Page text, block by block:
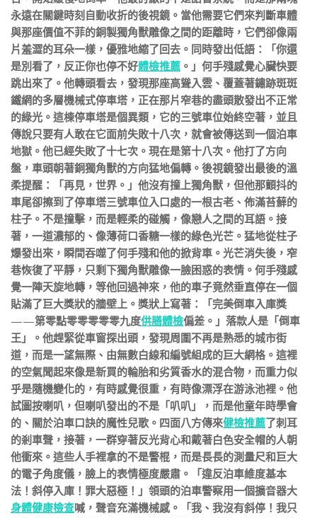
永遠在關鍵時刻自動收折的後視鏡。當他需要它們來判斷車體
與那座價值不菲的銅製獨角獸雕像之間的距離時，它們卻像兩
片羞澀的耳朵一樣，優雅地縮了回去。同時發出低語：「你還
是別看了，反正你也停不好體檢推薦 。」何手殘感覺心臟快要
跳出來了。他轉頭看去，發現那座高聳入雲、覆蓋著鏽跡斑斑
鐵網的多層機械式停車塔，正在那片窄巷的盡頭散發出不正常
的綠光。這棟停車塔是個異類，它的三號車位始終空著，並且
傳說只要有人敢在它面前失敗十八次，就會被傳送到一個泊車
地獄。他已經失敗了十七次。現在是第十八次。他打了方向
盤，車頭朝著銅獨角獸的方向猛地偏轉。後視鏡發出最後的溫
柔提醒：「再見，世界。」他沒有撞上獨角獸，但他那顫抖的
車尾卻擦到了停車塔三號車位入口處的一根古老、佈滿苔蘚的
柱子。不是撞擊，而是輕柔的碰觸，像戀人之間的耳語。接
著，一道濃郁的、像薄荷口香糖一樣的綠色光芒。猛地從柱子
爆發出來，瞬間吞噬了何手殘和他的掀背車。光芒消失後，窄
巷恢復了平靜，只剩下獨角獸雕像一臉困惑的表情。何手殘感
覺一陣天旋地轉，等他回過神來，他的車子竟然垂直停在一個
貼滿了巨大獎狀的牆壁上。獎狀上寫著：「完美倒車入庫獎
——第零點零零零零零九度供膳體檢偏差。」落款人是「倒車
王」。他趕緊從車窗探出頭，發現周圍不再是熟悉的城市街
道，而是一望無際、由無數白線和編號組成的巨大網格。這裡
的空氣聞起來像是新買的輪胎和劣質香水的混合物，而重力似
乎是隨機變化的，有時感覺很重，有時像漂浮在游泳池裡。他
試圖按喇叭，但喇叭發出的不是「叭叭」，而是他童年時學會
的、關於泊車口訣的魔性兒歌。四面八方傳來健檢推薦了刺耳
的剎車聲，接著，一群穿著反光背心和戴著白色安全帽的人朝
他衝來。這些人手裡拿的不是警棍，而是長長的測量尺和巨大
的電子角度儀，臉上的表情極度嚴肅。「違反泊車維度基本
法！斜停入庫！罪大惡極！」領頭的泊車警察用一個擴音器大
身體健康檢查喊，聲音充滿機械感。「我、我沒有斜停！我只